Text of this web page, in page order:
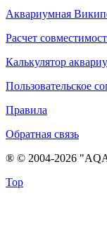
Аквариумная
Расчет
Калькулятор
Пользовательское
Правила
Обратная связь
® © 2004-2026
Top